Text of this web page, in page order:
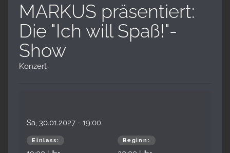
MARKUS präsentiert:
Die "Ich will Spaß!"-
Show
Konzert
Sa, 30.01.2027 - 19:00
Einlass: Beginn: